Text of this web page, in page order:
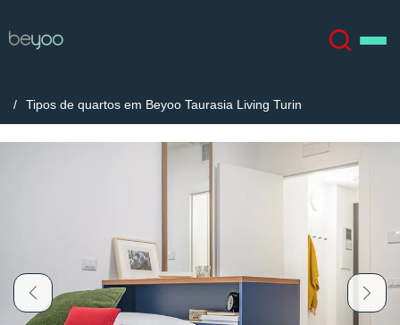
Sobre English (GB)
Chinese
Català Deutsch
Tipos de quartos em Beyoo Taurasia Living Turin